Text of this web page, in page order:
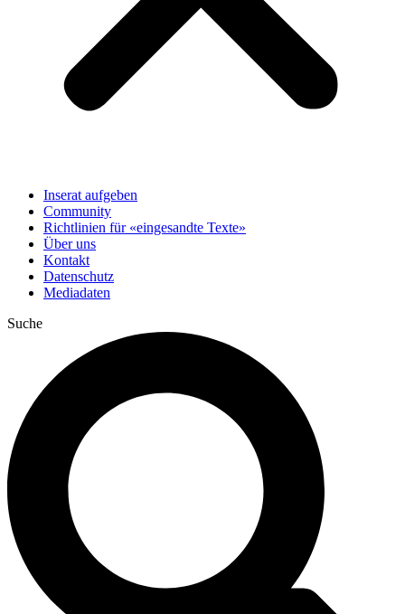
Inserat aufgeben
Community
Richtlinien für «eingesandte Texte»
Über uns
Kontakt
Datenschutz
Mediadaten
Suche